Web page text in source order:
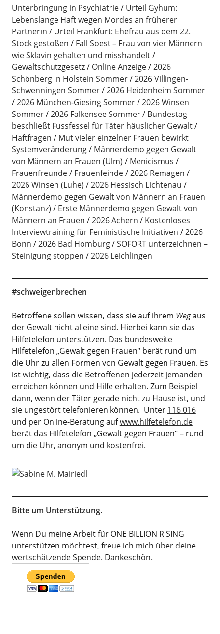
Unterbringung in Psychiatrie
Urteil Gyhum:
Lebenslange Haft wegen Mordes an früherer
Partnerin
Urteil Frankfurt: Ehefrau aus dem 22.
Stock gestoßen
Fall Soest – Frau von vier Männern
wie Sklavin gehalten und misshandelt
Gewaltschutzgesetz
Online Anzeige
2026
Schönberg in Holstein Sommer
2026 Villingen-
Schwenningen Sommer
2026 Heidenheim Sommer
2026 München-Giesing Sommer
2026 Winsen
Sommer
2026 Falkensee Sommer
Bundestag
beschließt Fussfessel für Täter häuslicher Gewalt
Haftfragen
Mut vieler einzelner Frauen bewirkt
Systemveränderung
Männerdemo gegen Gewalt
von Männern an Frauen (Ulm)
Menicismus
Frauenfreunde
Frauenfeinde
2026 Remagen
2026 Winsen (Luhe)
2026 Hessisch Lichtenau
Männerdemo gegen Gewalt von Männern an Frauen
(Konstanz)
Erste Männerdemo gegen Gewalt von
Männern an Frauen
2026 Achern
Kostenloses
Interviewtraining für Feministische Initiativen
2026
Bonn
2026 Bad Homburg
SOFORT unterzeichnen –
Steinigung stoppen
2026 Leichlingen
#schweigenbrechen
Betroffene sollen wissen, dass sie auf ihrem Wegaus
der Gewalt nicht alleine sind. Hierbei kann sie das
Hilfetelefon unterstützen. Das bundesweite
Hilfetelefon „Gewalt gegen Frauen“ berät rund um
die Uhr zu allen Formen von Gewalt gegen Frauen. Es
ist wichtig, dass die Betroffenen jederzeit jemanden
erreichen können und Hilfe erhalten. Zum Beispiel
dann, wenn der Täter gerade nicht zu Hause ist, und
sie ungestört telefonieren können. Unter 116 016
und per Online-Beratung aufwww.hilfetelefon.de
berät das Hilfetelefon „Gewalt gegen Frauen“ – rund
um die Uhr, anonym und kostenfrei.
Bitte um Unterstützung.
Wenn Du meine Arbeit für ONE BILLION RISING
unterstützen möchtest, freue ich mich über deine
wertschätzende Spende. Dankeschön.